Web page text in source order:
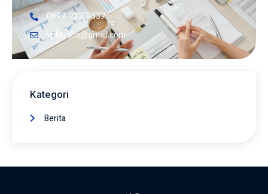
0899-2233-337
ypbh.shs@gmail.com
Kategori
Berita